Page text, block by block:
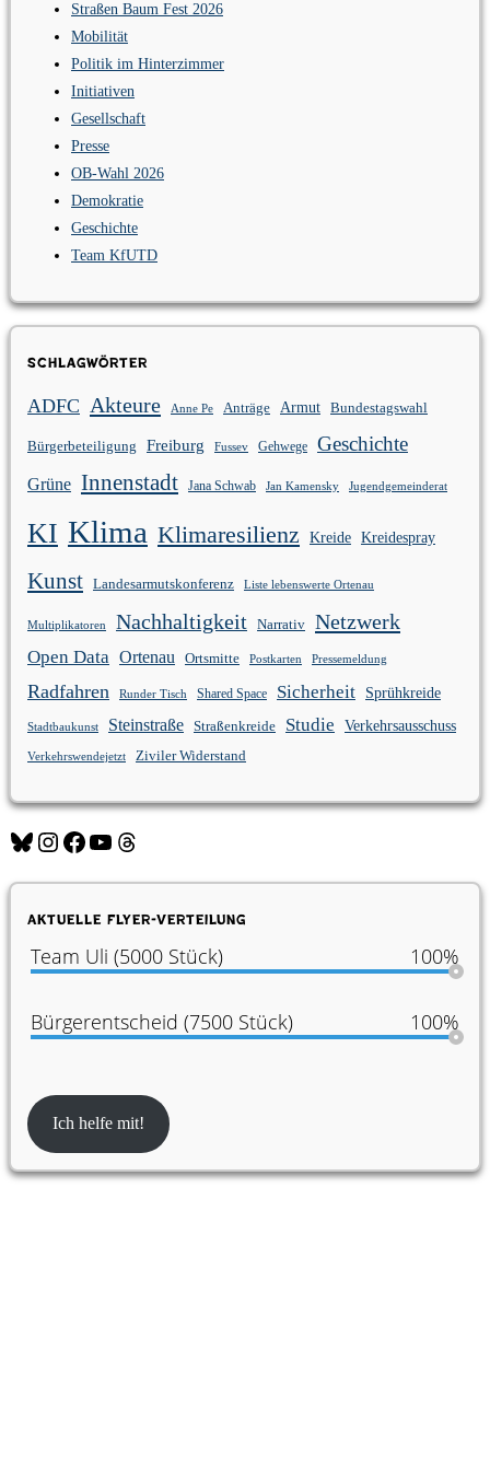
Straßen Baum Fest 2026
Mobilität
Politik im Hinterzimmer
Initiativen
Gesellschaft
Presse
OB-Wahl 2026
Demokratie
Geschichte
Team KfUTD
Schlagwörter
ADFC Akteure Anne Pe Anträge Armut Bundestagswahl
Bürgerbeteiligung Freiburg Fussev Gehwege Geschichte
Grüne Innenstadt Jana Schwab Jan Kamensky Jugendgemeinderat
KI Klima Klimaresilienz Kreide Kreidespray
Kunst Landesarmutskonferenz Liste lebenswerte Ortenau
Multiplikatoren Nachhaltigkeit Narrativ Netzwerk
Open Data Ortenau Ortsmitte Postkarten Pressemeldung
Radfahren Runder Tisch Shared Space Sicherheit Sprühkreide
Stadtbaukunst Steinstraße Straßenkreide Studie Verkehrsausschuss
Verkehrswendejetzt Ziviler Widerstand
BlueskyInstagram
Facebook
YouTubeThreads
Aktuelle Flyer-Verteilung
Team Uli (5000 Stück) 100%
Bürgerentscheid (7500 Stück) 100%
Ich helfe mit!